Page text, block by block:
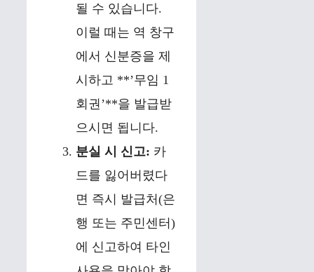
될 수 있습니다.
이럴 때는 역 창구
에서 신분증을 제
시하고 **’무임 1
회권’**을 발급받
으시면 됩니다.
분실 시 신고: 카
드를 잃어버렸다
면 즉시 발급처(은
행 또는 주민센터)
에 신고하여 타인